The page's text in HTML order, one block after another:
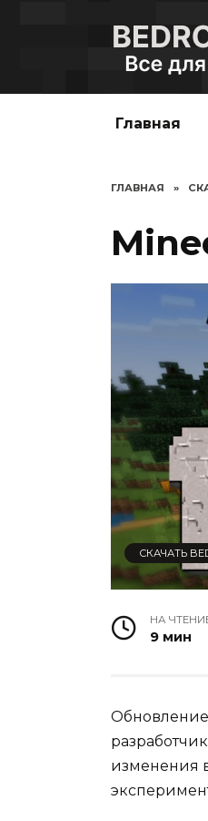
Главная
ГЛАВНАЯ »
СКАЧАТЬ
НА
9 мин
Обновление
изменения